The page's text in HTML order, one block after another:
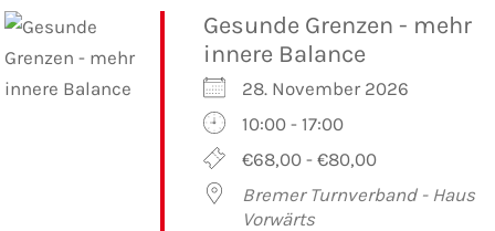
Gesunde Grenzen - mehr
innere Balance
28. November 2026
10:00 - 17:00
€68,00 - €80,00
Bremer Turnverband - Haus
Vorwärts